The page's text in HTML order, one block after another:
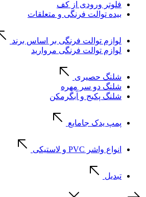
فلوتر ورودی از کف
بیده توالت فرنگی و متعلقات
لوازم توالت فرنگی بر اساس برند
لوازم توالت فرنگی مروارید
شلنگ حصیری
شلنگ دو سر مهره
شلنگ پکیج و آبگرمکن
پمپ یدک جامایع
انواع واشر PVC و لاستیکی
تبدیل